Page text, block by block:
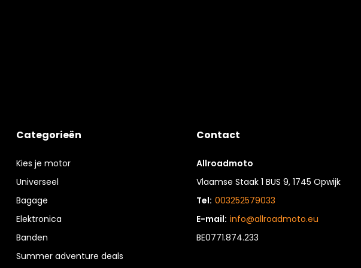
Categorieën
Kies je motor
Universeel
Bagage
Elektronica
Banden
Summer adventure deals
Contact
Allroadmoto
Vlaamse Staak 1 BUS 9, 1745 Opwijk
Tel: 003252579033
E-mail: info@allroadmoto.eu
BE0771.874.233